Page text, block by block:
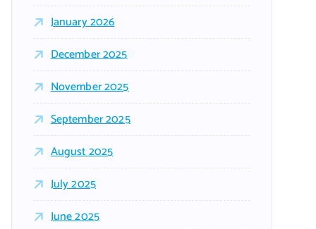
January 2026
December 2025
November 2025
September 2025
August 2025
July 2025
June 2025